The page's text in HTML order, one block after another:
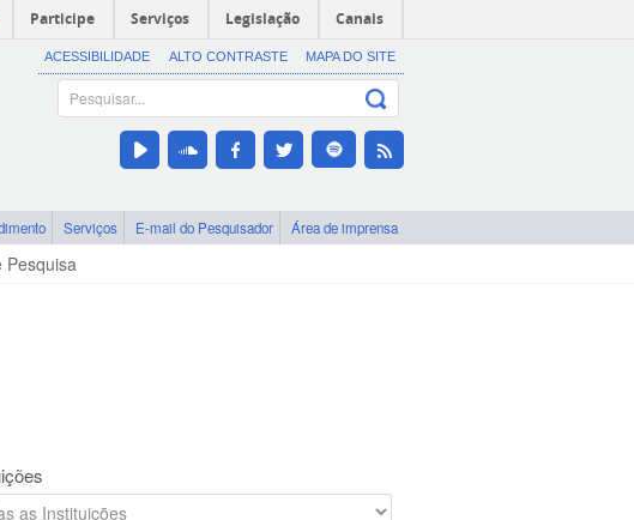
Participe Serviços Legislação Canais
ACESSIBILIDADE ALTO CONTRASTE MAPA DO SITE
Serviços E-mail do Pesquisador Área de imprensa
Pesquisa